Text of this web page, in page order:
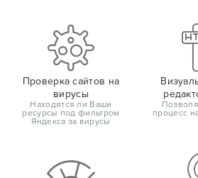
Проверка сайтов на
вирусы
Находятся ли Ваши
ресурсы под фильтром
Яндекса за вирусы
процесс